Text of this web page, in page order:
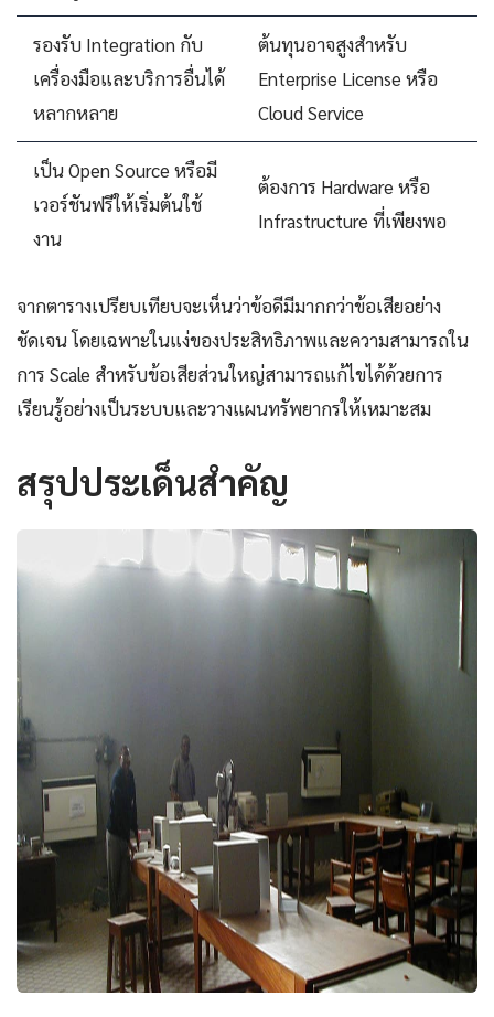
รองรับ Integration กับ
เครื่องมือและบริการอื่นได้
หลากหลาย
ต้นทุนอาจสูงสำหรับ
Enterprise License หรือ
Cloud Service
เป็น Open Source หรือมี
เวอร์ชันฟรีให้เริ่มต้นใช้
งาน
ต้องการ Hardware หรือ
Infrastructure ที่เพียงพอ
จากตารางเปรียบเทียบจะเห็นว่าข้อดีมีมากกว่าข้อเสียอย่าง
ชัดเจน โดยเฉพาะในแง่ของประสิทธิภาพและความสามารถใน
การ Scale สำหรับข้อเสียส่วนใหญ่สามารถแก้ไขได้ด้วยการ
เรียนรู้อย่างเป็นระบบและวางแผนทรัพยากรให้เหมาะสม
สรุปประเด็นสำคัญ